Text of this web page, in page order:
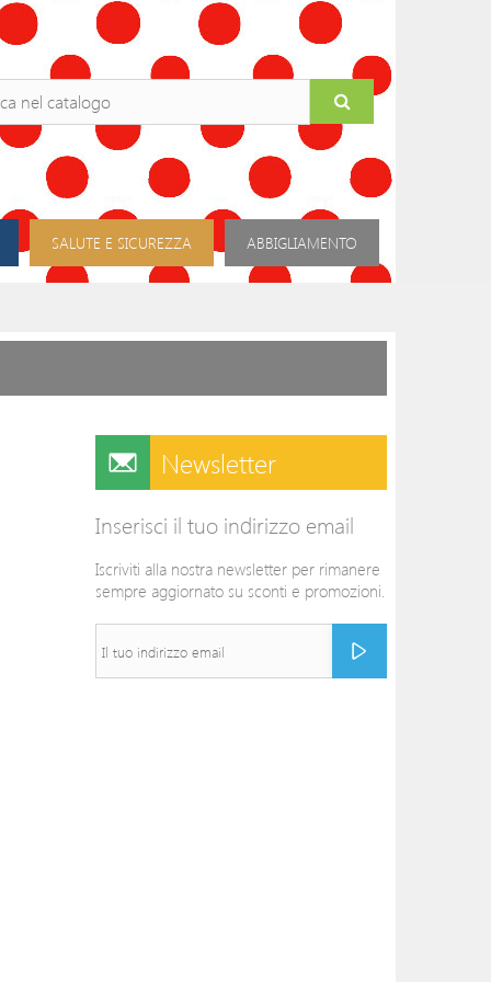
SALUTE E SICUREZZA ABBIGLIAMENTO
Newsletter
Inserisci il tuo indirizzo email
Iscriviti alla nostra newsletter per rimanere
sempre aggiornato su sconti e promozioni.